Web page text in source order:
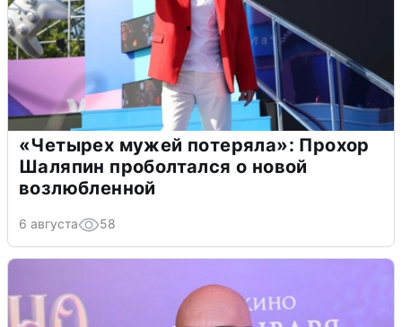
«Четырех мужей потеряла»: Прохор
Шаляпин проболтался о новой
возлюбленной
6 августа 58